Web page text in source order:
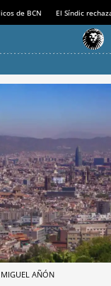
de BCN El Síndic
AÑÓN